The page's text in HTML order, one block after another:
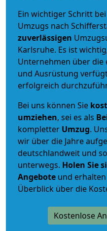
Ein wichtiger Schritt
Umzugs nach
zuverlässigen
Karlsruhe. Es ist
Unternehmen über
und Ausrüstung
erfolgreich
Bei uns können Sie
umziehen, sei es als
kompletter Umzug.
wir über die Jahre
deutschlandweit und
unterwegs. Holen Sie
Angebote und
Überblick über die
Kostenlose